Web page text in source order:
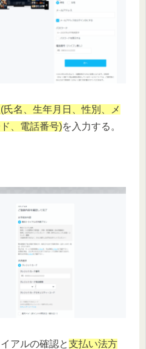
氏名、生年月日、性別、メ
、電話番号)を入力する。
アルの確認と支払い法方